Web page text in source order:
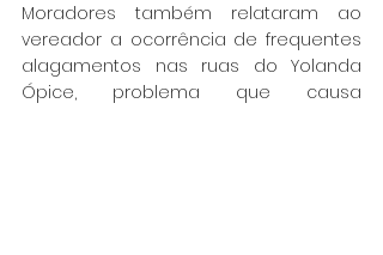
Moradores também relataram ao
vereador a ocorrência de frequentes
alagamentos nas ruas do Yolanda
Ópice, problema que causa